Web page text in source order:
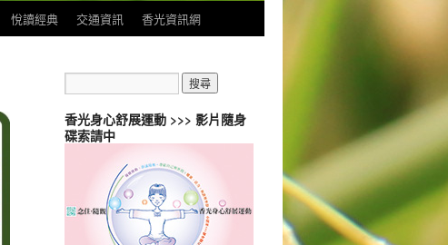
悅讀經典 交通資訊 香光資訊網
香光身心舒展運動 >>> 影片隨身
碟索請中